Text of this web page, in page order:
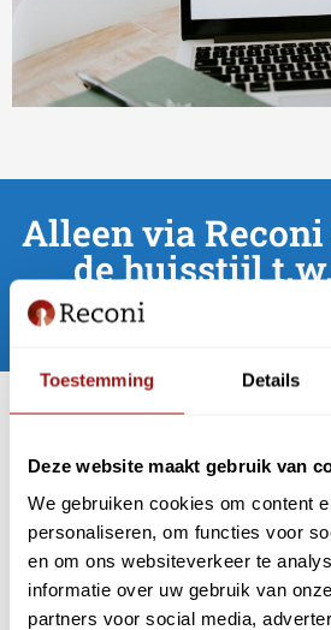
Toestemming Details
Deze website maakt gebruik van
We gebruiken cookies om content
personaliseren, om functies voor
en om ons websiteverkeer te
informatie over uw gebruik van
partners voor social media,
Alleen via
de huisstijl